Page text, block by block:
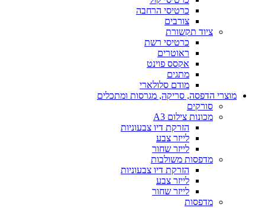
כרטיסי הרחבה
צורבים
ציוד תקשורת
כרטיסי רשת
ראוטרים
אקסס פוינט
מתגים
מודם סלולארי
מוצרי הדפסה, סריקה, מגרסות ומתכלים
סורקים
מכונות צילום A3
הזרקת דיו צבעוניות
לייזר צבע
לייזר שחור
מדפסות משולבות
הזרקת דיו צבעוניות
לייזר צבע
לייזר שחור
מדפסות